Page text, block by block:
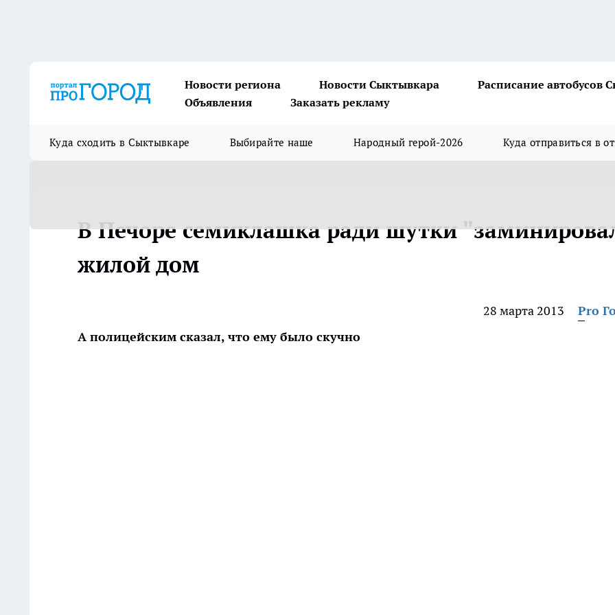
Новости региона Новости Сыктывкара
Расписание автобусов
Объявления
Заказать рекламу
Куда сходить в Сыктывкаре Выбирайте наше Народный герой-2026 Куда отправиться в
В Печоре семиклашка ради шутки
жилой дом
28 марта 2013
Pro
А полицейским сказал, что ему было скучно